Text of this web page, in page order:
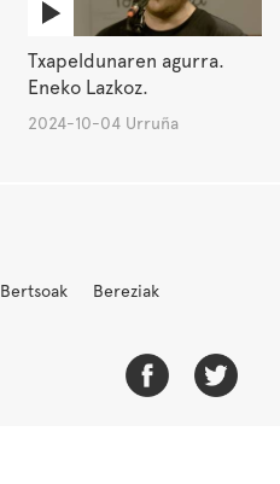
Txapeldunaren agurra.
Eneko Lazkoz.
2024-10-04 Urruña
Bertsoak
Bereziak